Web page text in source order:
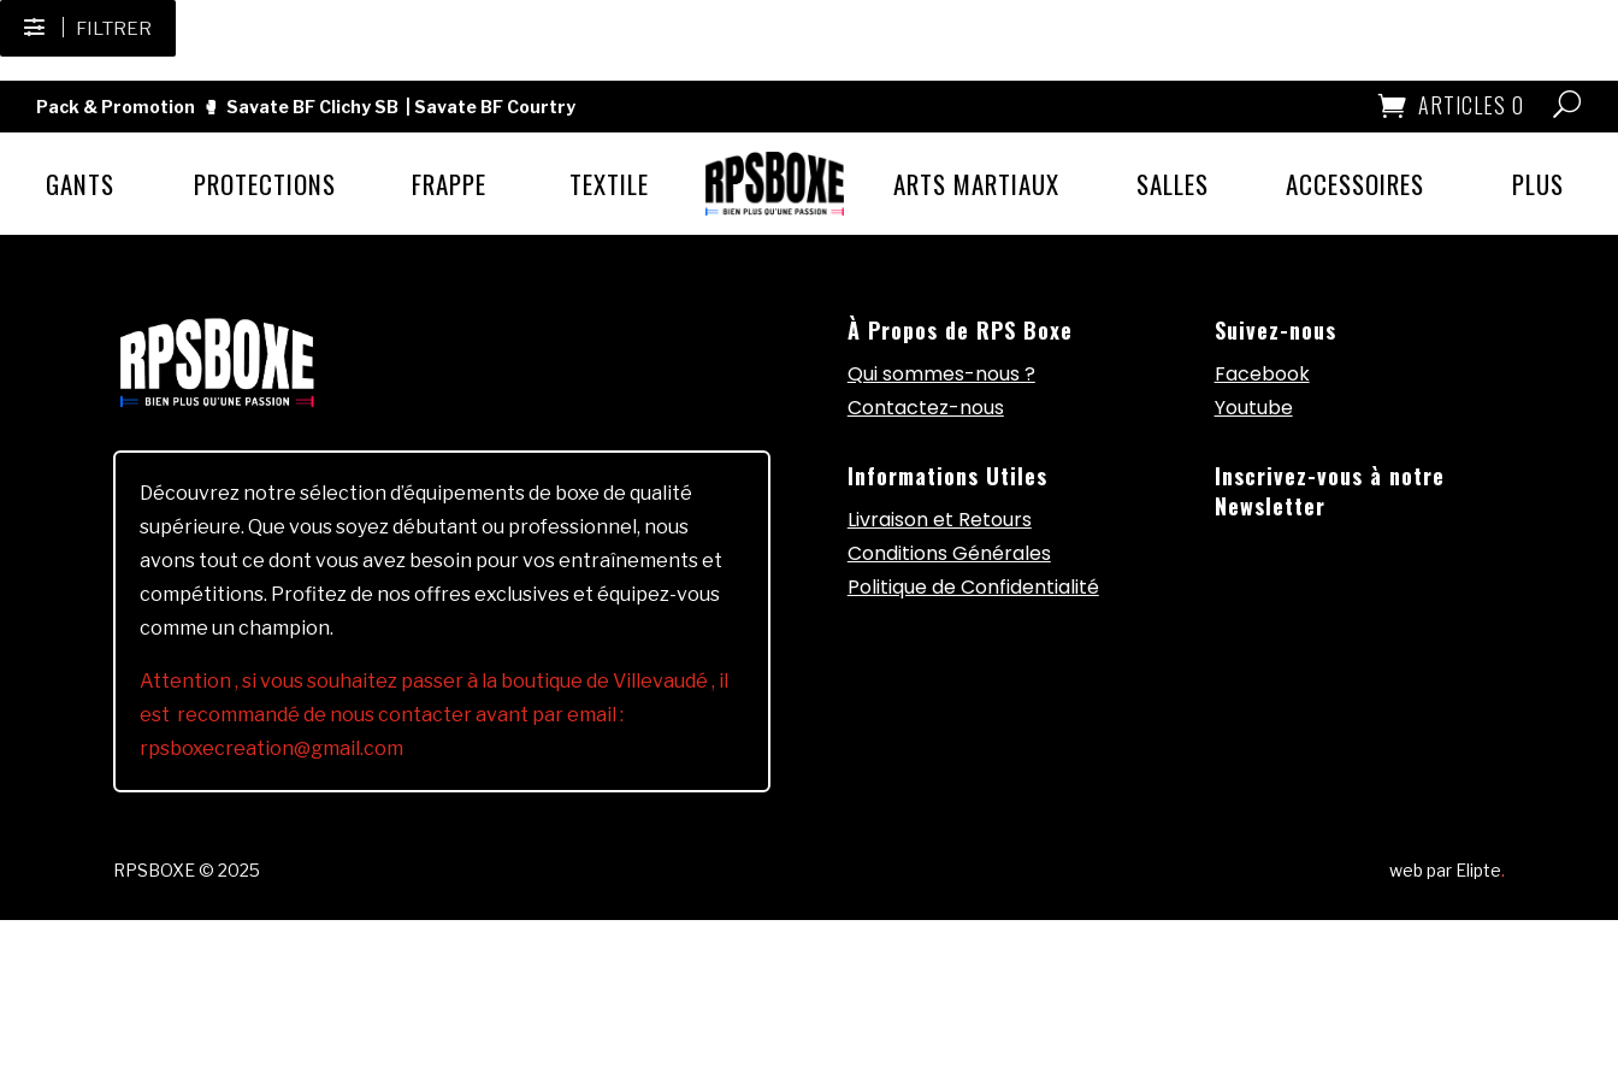
FILTRER
Pack & Promotion 🥊 Savate BF Clichy SB Savate BF Courtry ARTICLES 0
GANTS PROTECTIONS FRAPPE TEXTILE ARTS MARTIAUX SALLES ACCESSOIRES PLUS
Découvrez notre sélection d’équipements de boxe de qualité
supérieure. Que vous soyez débutant ou professionnel, nous
avons tout ce dont vous avez besoin pour vos entraînements et
compétitions. Profitez de nos offres exclusives et équipez-vous
comme un champion.
Attention , si vous souhaitez passer à la boutique de Villevaudé , il
est recommandé de nous contacter avant par email :
rpsboxecreation@gmail.com
À Propos de RPS Boxe
Qui sommes-nous ?
Contactez-nous
Informations Utiles
Livraison et Retours
Conditions Générales
Politique de Confidentialité
Suivez-nous
Facebook
Youtube
Inscrivez-vous à notre
Newsletter
RPSBOXE © 2025 web par Elipte.